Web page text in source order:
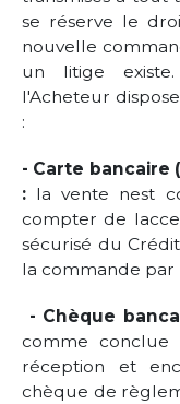
se réserve le
nouvelle
un litige
l'Acheteur
:
- Carte bancaire
: la vente nest
compter de
sécurisé du
la commande par
- Chèque
comme
réception et
chèque de